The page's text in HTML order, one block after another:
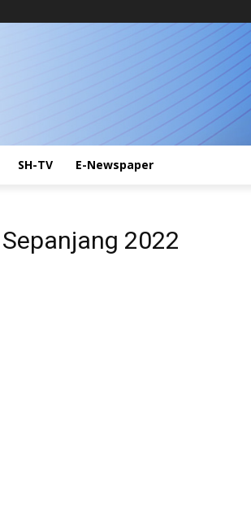
SH-TV E-Newspaper
2022